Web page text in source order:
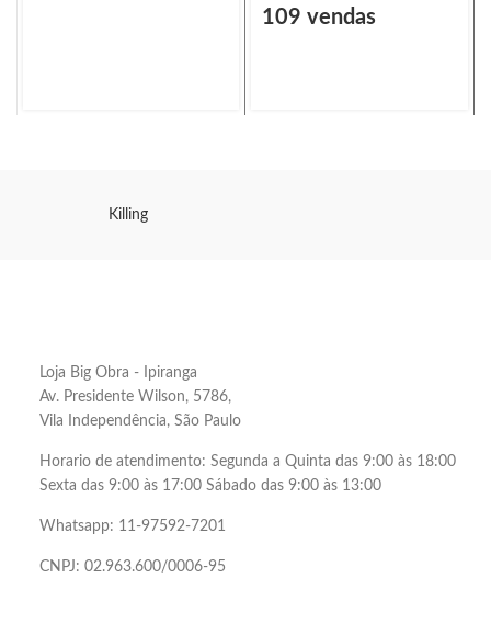
109 vendas
Killing
Loja Big Obra - Ipiranga
Av. Presidente Wilson, 5786,
Vila Independência, São Paulo
Horario de atendimento: Segunda a Quinta das 9:00 às 18:00
Sexta das 9:00 às 17:00 Sábado das 9:00 às 13:00
Whatsapp: 11-97592-7201
CNPJ: 02.963.600/0006-95